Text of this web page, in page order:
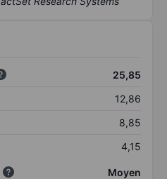
25,85
12,86
8,85
4,15
Moyen